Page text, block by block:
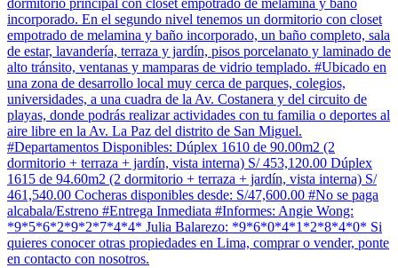
dormitorio principal con closet empotrado de melamina y baño
incorporado. En el segundo nivel tenemos un dormitorio con closet
empotrado de melamina y baño incorporado, un baño completo, sala
de estar, lavandería, terraza y jardín, pisos porcelanato y laminado de
alto tránsito, ventanas y mamparas de vidrio templado. #Ubicado en
una zona de desarrollo local muy cerca de parques, colegios,
universidades, a una cuadra de la Av. Costanera y del circuito de
playas, donde podrás realizar actividades con tu familia o deportes al
aire libre en la Av. La Paz del distrito de San Miguel.
#Departamentos Disponibles: Dúplex 1610 de 90.00m2 (2
dormitorio + terraza + jardín, vista interna) S/ 453,120.00 Dúplex
1615 de 94.60m2 (2 dormitorio + terraza + jardín, vista interna) S/
461,540.00 Cocheras disponibles desde: S/47,600.00 #No se paga
alcabala/Estreno #Entrega Inmediata #Informes: Angie Wong:
*9*5*6*2*9*2*7*4*4* Julia Balarezo: *9*6*0*4*1*2*8*4*0* Si
quieres conocer otras propiedades en Lima, comprar o vender, ponte
en contacto con nosotros.